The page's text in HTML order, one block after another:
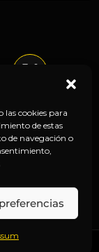
las cookies para
de estas
de navegación o